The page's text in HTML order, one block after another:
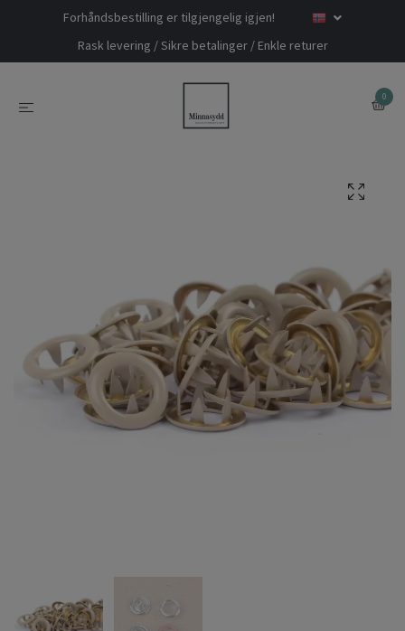
Forhåndsbestilling er tilgjengelig igjen!
Rask levering / Sikre betalinger / Enkle returer
0